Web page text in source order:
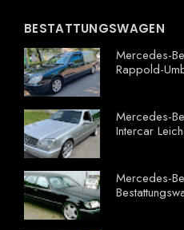
BESTATTUNGSWAGEN
Mercedes-
Rappold-
Mercedes-
Intercar
Mercedes-